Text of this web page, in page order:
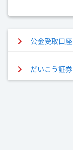
公金受取口
だいこう証